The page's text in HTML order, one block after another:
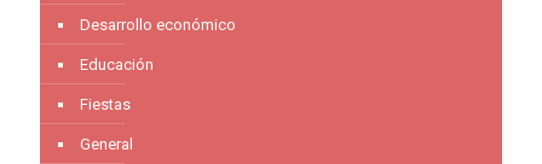
Desarrollo económico
Educación
Fiestas
General